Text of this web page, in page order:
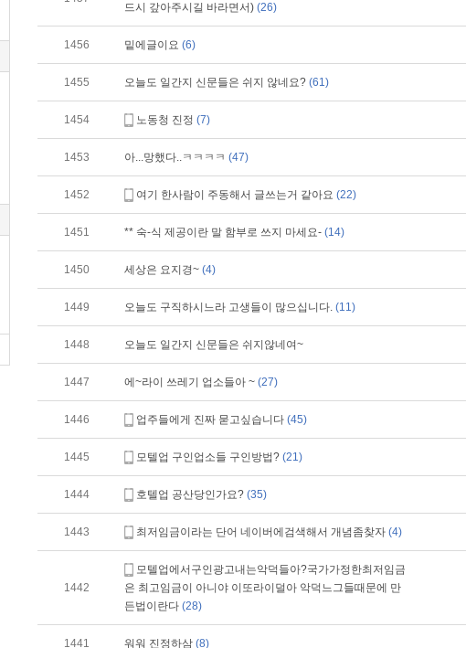
드시 갚아주시길 바라면서) (26)
1456 밑에글이요 (6)
1455 오늘도 일간지 신문들은 쉬지 않네요? (61)
1454 노동청 진정 (7)
1453 아...망했다..ㅋㅋㅋㅋ (47)
1452 여기 한사람이 주동해서 글쓰는거 같아요 (22)
1451 ** 숙-식 제공이란 말 함부로 쓰지 마세요- (14)
1450 세상은 요지경~ (4)
1449 오늘도 구직하시느라 고생들이 많으십니다. (11)
1448 오늘도 일간지 신문들은 쉬지않네여~
1447 에~라이 쓰레기 업소들아 ~ (27)
1446 업주들에게 진짜 묻고싶습니다 (45)
1445 모텔업 구인업소들 구인방법? (21)
1444 호텔업 공산당인가요? (35)
1443 최저임금이라는 단어 네이버에검색해서 개념좀찾자 (4)
1442
모텔업에서구인광고내는악덕들아?국가가정한최저임금
은 최고임금이 아니야 이또라이덜아 악덕느그들때문에 만
든법이란다 (28)
1441 워워 진정하삼 (8)